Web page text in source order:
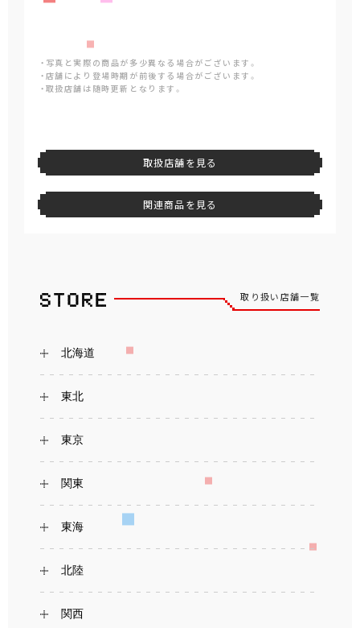
・写真と実際の商品が多少異なる場合がございます。
・店舗により登場時期が前後する場合がございます。
・取扱店舗は随時更新となります。
取扱店舗を見る
関連商品を見る
取り扱い店舗一覧
北海道
東北
東京
関東
東海
北陸
関西